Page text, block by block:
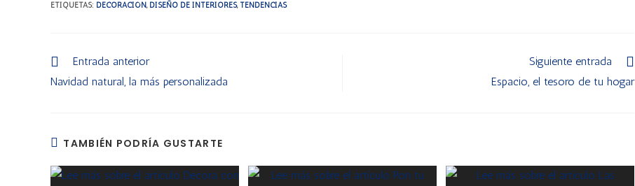
ETIQUETAS: DECORACIÓN, DISEÑO DE INTERIORES, TENDENCIAS
Entrada anterior
Navidad natural, la más personalizada
Siguiente entrada
Espacio, el tesoro de tu hogar
TAMBIÉN PODRÍA GUSTARTE